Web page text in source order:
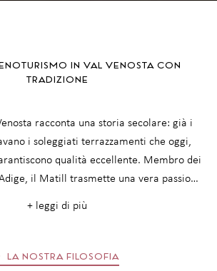
IN VAL VENOSTA CON
TRADIZIONE
racconta una storia secolare: già i
i soleggiati terrazzamenti che oggi,
qualità eccellente. Membro dei
il Matill trasmette una vera passione
vigneto rende l’esperienza completa.
curata – da generazioni."
+ leggi di più
LA NOSTRA FILOSOFIA